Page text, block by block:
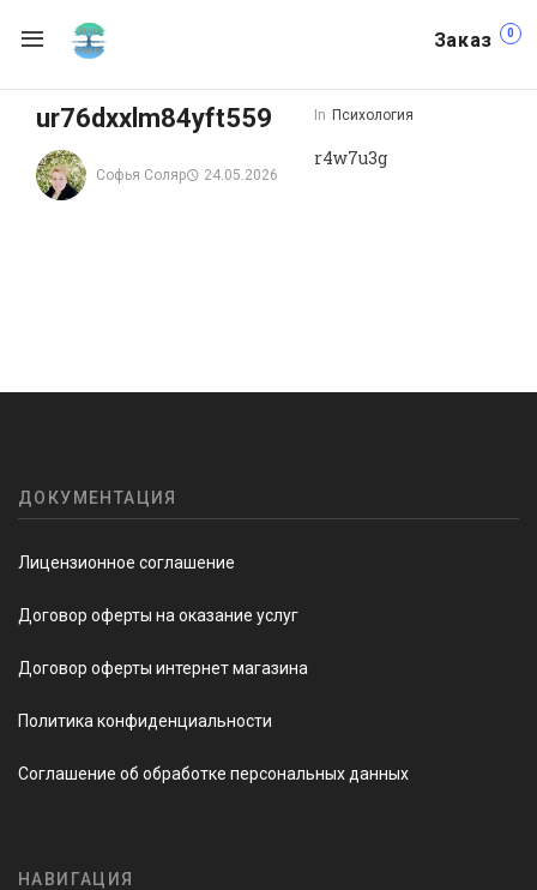
Заказ 0
ur76dxxlm84yft559
Софья Соляр 24.05.2026
In Психология
r4w7u3g
ДОКУМЕНТАЦИЯ
Лицензионное соглашение
Договор оферты на оказание услуг
Договор оферты интернет магазина
Политика конфиденциальности
Соглашение об обработке персональных данных
НАВИГАЦИЯ